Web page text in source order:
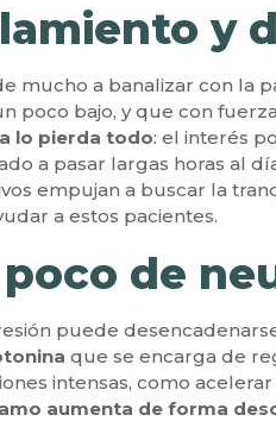
y
mucho a banalizar con la
poco bajo, y que con
lo pierda todo: el interés
a pasar largas horas al
empujan a buscar la
a estos pacientes.
de
puede
que se encarga de
intensas, como
aumenta de forma